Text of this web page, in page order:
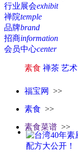
行业展会exhibit
禅院temple
品牌brand
招商information
会员中心center
素食 禅茶 艺术
福宝网 >>
素食 >>
素食菜谱 >>